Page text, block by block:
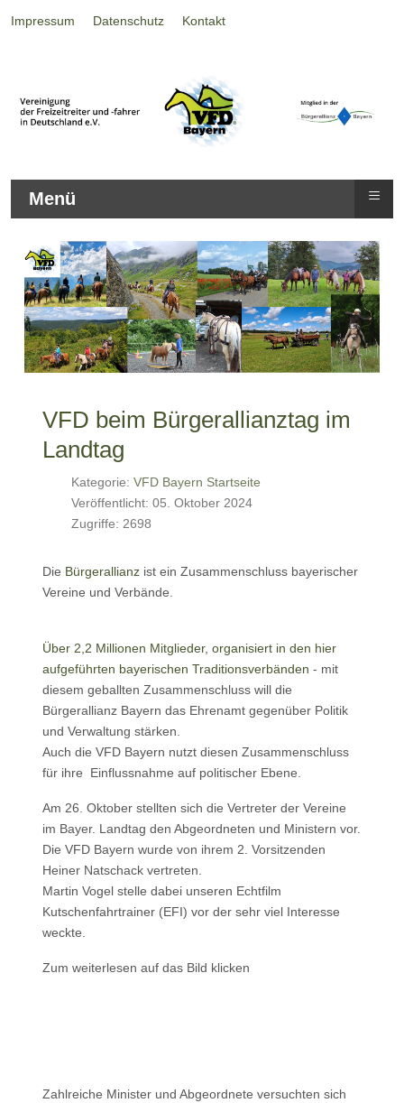
Impressum Datenschutz Kontakt
Menü ≡
VFD beim Bürgerallianztag im
Landtag
Kategorie: VFD Bayern Startseite
Veröffentlicht: 05. Oktober 2024
Zugriffe: 2698
Die Bürgerallianz ist ein Zusammenschluss bayerischer
Vereine und Verbände.
Über 2,2 Millionen Mitglieder, organisiert in den hier
aufgeführten bayerischen Tra­di­tions­verbänden - mit
diesem geballten Zusammenschluss will die
Bürgerallianz Bayern das Ehrenamt gegenüber Politik
und Verwaltung stärken.
Auch die VFD Bayern nutzt diesen Zusammenschluss
für ihre Einflussnahme auf politischer Ebene.
Am 26. Oktober stellten sich die Vertreter der Vereine
im Bayer. Landtag den Abgeordneten und Ministern vor.
Die VFD Bayern wurde von ihrem 2. Vorsitzenden
Heiner Natschack vertreten.
Martin Vogel stelle dabei unseren Echtfilm
Kutschenfahrtrainer (EFI) vor der sehr viel Interesse
weckte.
Zum weiterlesen auf das Bild klicken
Zahlreiche Minister und Abgeordnete versuchten sich